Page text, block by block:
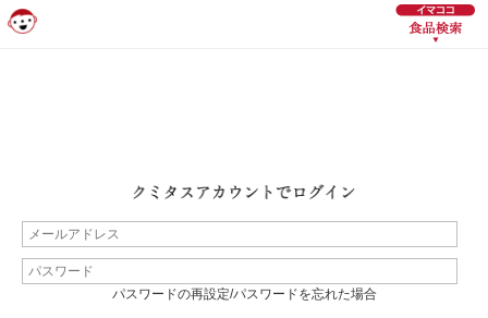
パスワードの再設定/パスワードを忘れた場合